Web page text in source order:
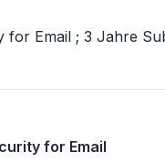
for Email ; 3 Jahre
for Email